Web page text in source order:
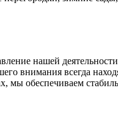
нашей
внимания всегда
мы обеспечиваем